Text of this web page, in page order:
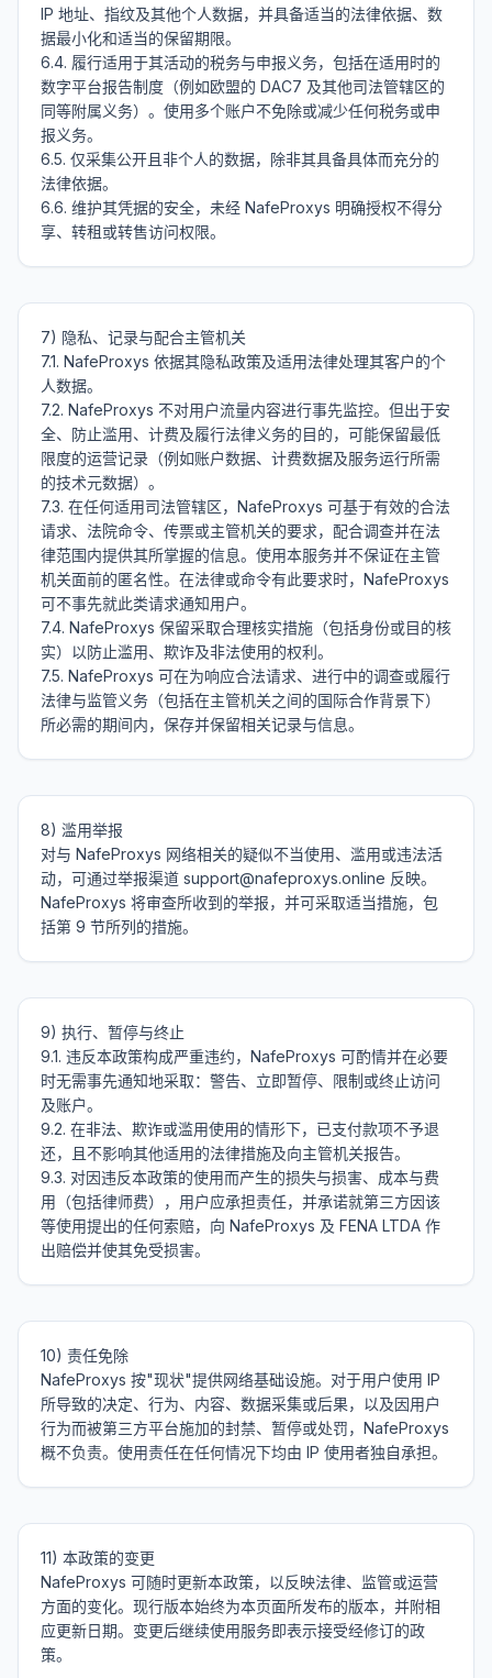
IP 地址、指纹及其他个人数据，并具备适当的法律依据、数
据最小化和适当的保留期限。
6.4. 履行适用于其活动的税务与申报义务，包括在适用时的
数字平台报告制度（例如欧盟的 DAC7 及其他司法管辖区的
同等附属义务）。使用多个账户不免除或减少任何税务或申
报义务。
6.5. 仅采集公开且非个人的数据，除非其具备具体而充分的
法律依据。
6.6. 维护其凭据的安全，未经 NafeProxys 明确授权不得分
7) 隐私、记录与配合主管机关
7.1. NafeProxys 依据其隐私政策及适用法律处理其客户的个
人数据。
7.2. NafeProxys 不对用户流量内容进行事先监控。但出于安
全、防止滥用、计费及履行法律义务的目的，可能保留最低
限度的运营记录（例如账户数据、计费数据及服务运行所需
的技术元数据）。
7.3. 在任何适用司法管辖区，NafeProxys 可基于有效的合法
请求、法院命令、传票或主管机关的要求，配合调查并在法
律范围内提供其所掌握的信息。使用本服务并不保证在主管
机关面前的匿名性。在法律或命令有此要求时，NafeProxys
可不事先就此类请求通知用户。
7.4. NafeProxys 保留采取合理核实措施（包括身份或目的核
实）以防止滥用、欺诈及非法使用的权利。
7.5. NafeProxys 可在为响应合法请求、进行中的调查或履行
法律与监管义务（包括在主管机关之间的国际合作背景下）
8) 滥用举报
对与 NafeProxys 网络相关的疑似不当使用、滥用或违法活
动，可通过举报渠道 support@nafeproxys.online 反映。
NafeProxys 将审查所收到的举报，并可采取适当措施，包
9) 执行、暂停与终止
9.1. 违反本政策构成严重违约，NafeProxys 可酌情并在必要
时无需事先通知地采取：警告、立即暂停、限制或终止访问
及账户。
9.2. 在非法、欺诈或滥用使用的情形下，已支付款项不予退
还，且不影响其他适用的法律措施及向主管机关报告。
9.3. 对因违反本政策的使用而产生的损失与损害、成本与费
用（包括律师费），用户应承担责任，并承诺就第三方因该
等使用提出的任何索赔，向 NafeProxys 及 FENA LTDA 作
10) 责任免除
NafeProxys 按"现状"提供网络基础设施。对于用户使用 IP
所导致的决定、行为、内容、数据采集或后果，以及因用户
行为而被第三方平台施加的封禁、暂停或处罚，NafeProxys
11) 本政策的变更
NafeProxys 可随时更新本政策，以反映法律、监管或运营
方面的变化。现行版本始终为本页面所发布的版本，并附相
应更新日期。变更后继续使用服务即表示接受经修订的政